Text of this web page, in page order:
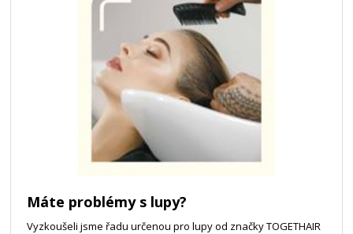
Máte problémy s lupy?
Vyzkoušeli jsme řadu určenou pro lupy od značky TOGETHAIR